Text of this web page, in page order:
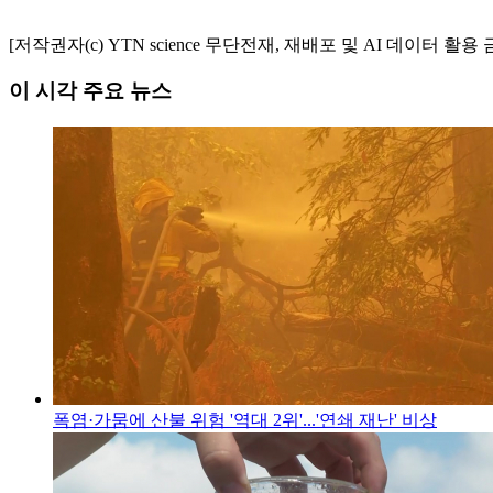
[저작권자(c) YTN science 무단전재, 재배포 및 AI 데이터 활용
이 시각 주요 뉴스
폭염·가뭄에 산불 위험 '역대 2위'...'연쇄 재난' 비상